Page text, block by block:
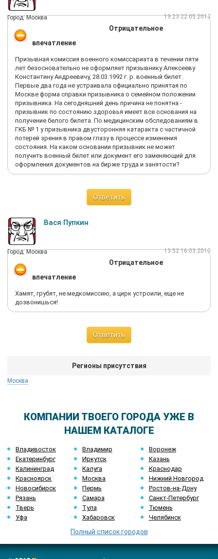
Город: Москва 19:23 22.05.2013
Отрицательное
впечатление
Призывная комиссия военного комиссариата в течении пяти
лет безосновательно не оформляет призывнику Алексееву
Константину Андреевичу, 28.03.1992 г. р. военный билет.
Первые два года не устраивала официально принятая по
Москве форма справки призывника о семейном положении
призывника. На сегодняшний день причина не понятна -
призывник по состоянию здоровья имеет все основания на
получение белого билета. По медицинским обследованиям в
ГКБ № 1 у призывника двусторонняя катаракта с частичной
потерей зрения в правом глазу в процессе изменения
состояния. На каком основании призывник не может
получить военный билет или документ его заменяющий для
оформления документов на бирже труда и занятости?
Ответить
Вася Пупкин
Город: Москва 13:52 16.03.2010
Отрицательное
впечатление
Хамят, грубят, не медкомиссию, а цирк устроили, еще не
дозвонишься!
Ответить
Регионы присутствия
Москва
КОМПАНИИ ТВОЕГО ГОРОДА УЖЕ В
НАШЕМ КАТАЛОГЕ
Владивосток Владимир
Воронеж
Екатеринбург
Иркутск
Казань
Калининград
Калуга
Краснодар
Красноярск
Москва
Нижний Новгород
Новосибирск
Пермь
Ростов-на-Дону
Рязань
Самара
Санкт-Петербург
Тверь
Тула
Тюмень
Уфа
Хабаровск Челябинск
Полный список городов